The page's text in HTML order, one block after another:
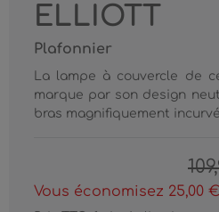
ELLIOTT
Plafonnier
La lampe à couvercle de
marque par son design
bras magnifiquement
Vous économisez 25,00 €